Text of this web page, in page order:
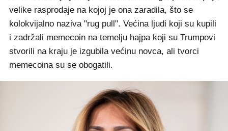
velike rasprodaje na kojoj je ona zaradila, što se
kolokvijalno naziva "rug pull". Većina ljudi koji su kupili
i zadržali memecoin na temelju hajpa koji su Trumpovi
stvorili na kraju je izgubila većinu novca, ali tvorci
memecoina su se obogatili.